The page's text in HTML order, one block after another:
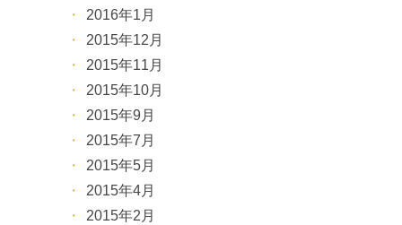
2016年1月
2015年12月
2015年11月
2015年10月
2015年9月
2015年7月
2015年5月
2015年4月
2015年2月